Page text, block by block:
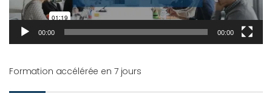
00:00 00:00
Formation accélérée en 7 jours